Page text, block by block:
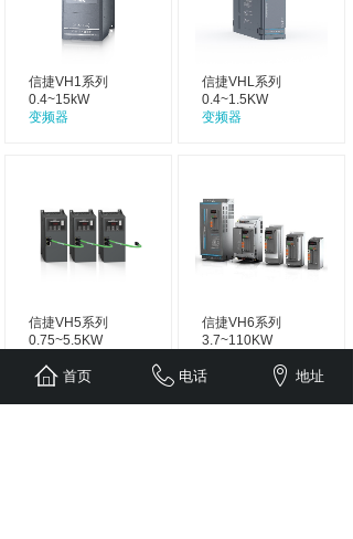
信捷VH1系列
0.4~15kW
变频器
信捷VHL系列
0.4~1.5KW
变频器
信捷VH5系列
0.75~5.5KW
信捷VH6系列
3.7~110KW
首页 电话 地址